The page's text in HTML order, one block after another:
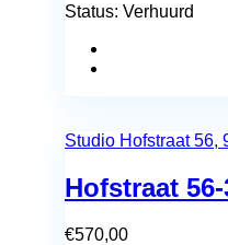
Status: Verhuurd
Studio Hofstraat 56,
Hofstraat 56-
€570,00